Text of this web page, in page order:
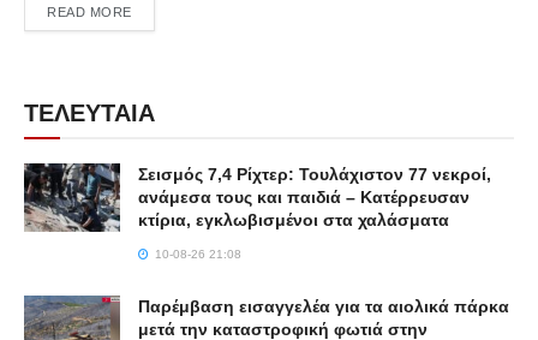
READ MOREDETAILS
ΤΕΛΕΥΤΑΙΑ
Σεισμός 7,4 Ρίχτερ: Τουλάχιστον 77 νεκροί,
ανάμεσα τους και παιδιά – Κατέρρευσαν
κτίρια, εγκλωβισμένοι στα χαλάσματα
10-08-26 21:08
Παρέμβαση εισαγγελέα για τα αιολικά πάρκα
μετά την καταστροφική φωτιά στην